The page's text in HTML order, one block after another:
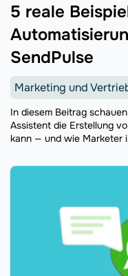
5 reale
SendPulse
Marketing und
In diesem Beitrag
Assistent die Erstellung
kann — und wie Marketer